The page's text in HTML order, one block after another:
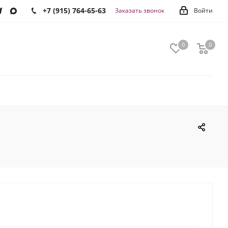
Войти
+7 (915) 764-65-63 Заказать звонок
0 0
0